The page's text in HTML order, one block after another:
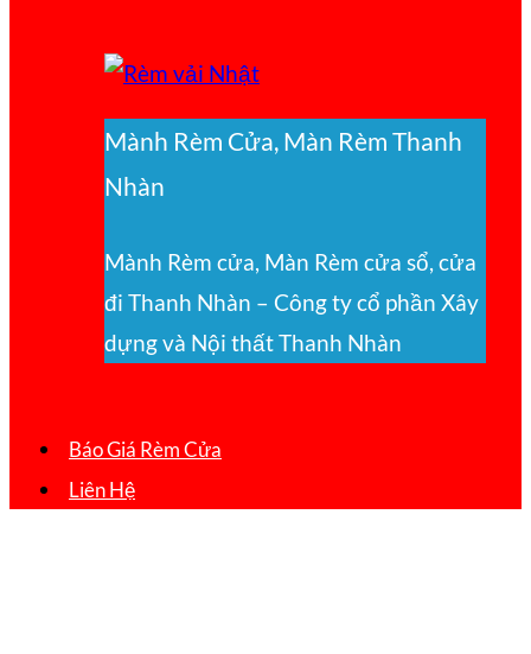
Mành Rèm Cửa, Màn Rèm Thanh
Nhàn
Mành Rèm cửa, Màn Rèm cửa sổ, cửa
đi Thanh Nhàn – Công ty cổ phần Xây
dựng và Nội thất Thanh Nhàn
Báo Giá Rèm Cửa
Liên Hệ